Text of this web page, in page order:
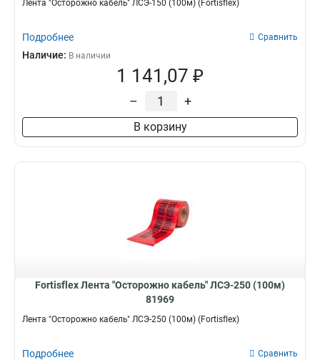
Лента "Осторожно кабель" ЛСЭ-150 (100м) (Fortisflex)
Подробнее Сравнить
Наличие: В наличии
1 141,07 ₽
– +
В корзину
Fortisflex Лента "Осторожно кабель" ЛСЭ-250 (100м)
81969
Лента "Осторожно кабель" ЛСЭ-250 (100м) (Fortisflex)
Подробнее Сравнить